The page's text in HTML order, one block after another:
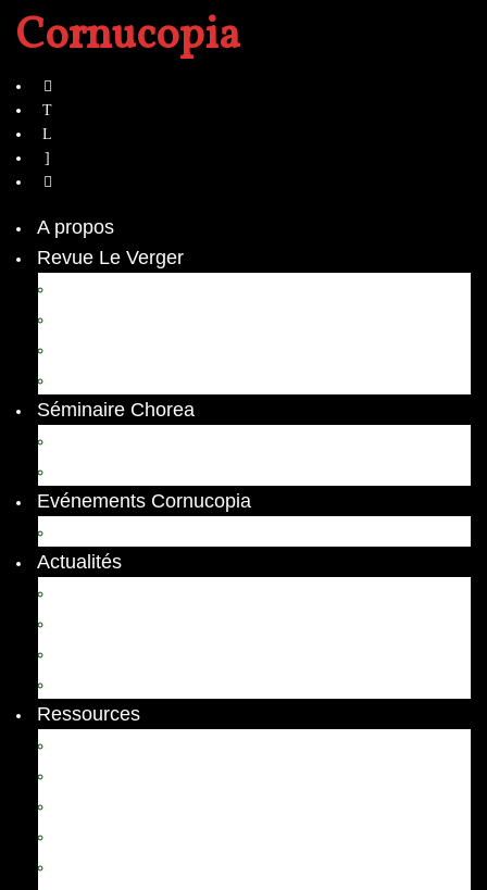
Cornucopia
A propos
Revue Le Verger
Séminaire Chorea
Evénements Cornucopia
Actualités
Ressources